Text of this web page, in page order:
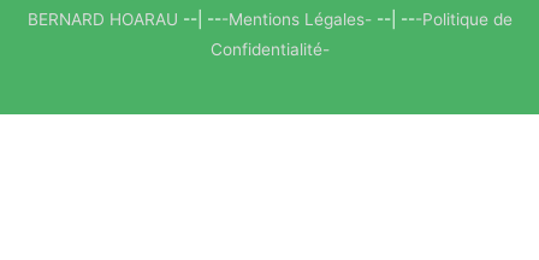
BERNARD HOARAU --| ---Mentions Légales- --| ---Politique de
Confidentialité-